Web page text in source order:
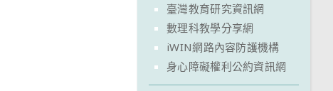
臺灣教育研究資訊網
數理科教學分享網
iWIN網路內容防護機構
身心障礙權利公約資訊網